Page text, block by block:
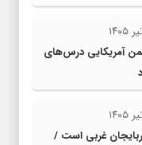
آمریکایی درس‌های
غربی است /